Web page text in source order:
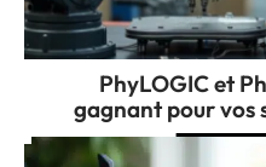
PhyLOGIC et
gagnant pour vos